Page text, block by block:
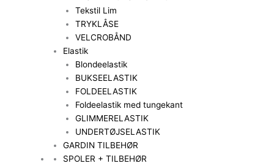
Tekstil Lim
TRYKLÅSE
VELCROBÅND
Elastik
Blondeelastik
BUKSEELASTIK
FOLDEELASTIK
Foldeelastik med tungekant
GLIMMERELASTIK
UNDERTØJSELASTIK
GARDIN TILBEHØR
SPOLER + TILBEHØR